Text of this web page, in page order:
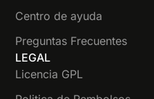
Centro de ayuda
Preguntas Frecuentes
LEGAL
Licencia GPL